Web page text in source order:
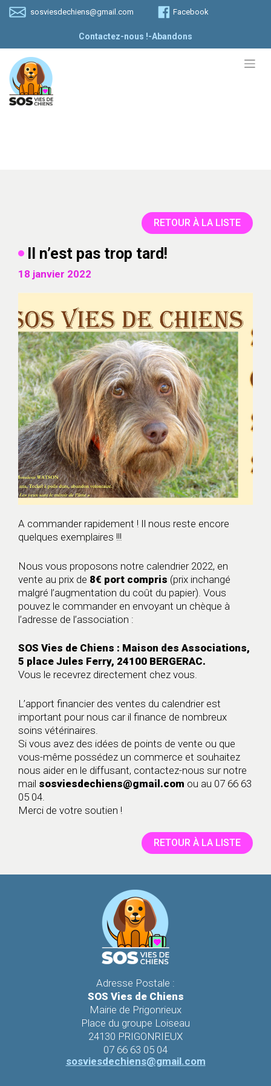
Skip
sosviesdechiens@gmail.com Facebook
Contactez-nous !-Abandons
RETOUR À LA LISTE
Il n’est pas trop tard!
18 janvier 2022
A commander rapidement ! Il nous reste encore
quelques exemplaires !!!
Nous vous proposons notre calendrier 2022, en
vente au prix de 8€ port compris (prix inchangé
malgré l’augmentation du coût du papier). Vous
pouvez le commander en envoyant un chèque à
l’adresse de l’association :
SOS Vies de Chiens : Maison des Associations,
5 place Jules Ferry, 24100 BERGERAC.
Vous le recevrez directement chez vous.
L’apport financier des ventes du calendrier est
important pour nous car il finance de nombreux
soins vétérinaires.
Si vous avez des idées de points de vente ou que
vous-même possédez un commerce et souhaitez
nous aider en le diffusant, contactez-nous sur notre
mail sosviesdechiens@gmail.com ou au 07 66 63
05 04.
Merci de votre soutien !
RETOUR À LA LISTE
Adresse Postale :
SOS Vies de Chiens
Mairie de Prigonrieux
Place du groupe Loiseau
24130 PRIGONRIEUX
07 66 63 05 04
sosviesdechiens@gmail.com